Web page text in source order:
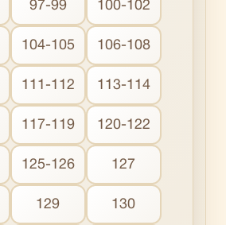
97-99 100-102
104-105 106-108
111-112 113-114
117-119 120-122
125-126 127
129 130